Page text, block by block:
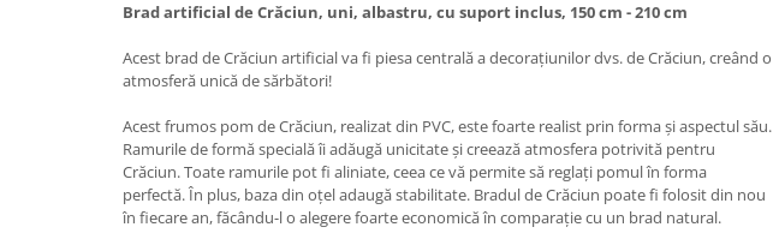
Brad artificial de Crăciun, uni, albastru, cu suport inclus, 150 cm - 210 cm
Acest brad de Crăciun artificial va fi piesa centrală a decorațiunilor dvs. de Crăciun, creând o
atmosferă unică de sărbători!
Acest frumos pom de Crăciun, realizat din PVC, este foarte realist prin forma și aspectul său.
Ramurile de formă specială îi adăugă unicitate și creează atmosfera potrivită pentru
Crăciun. Toate ramurile pot fi aliniate, ceea ce vă permite să reglați pomul în forma
perfectă. În plus, baza din oțel adaugă stabilitate. Bradul de Crăciun poate fi folosit din nou
în fiecare an, făcându-l o alegere foarte economică în comparație cu un brad natural.